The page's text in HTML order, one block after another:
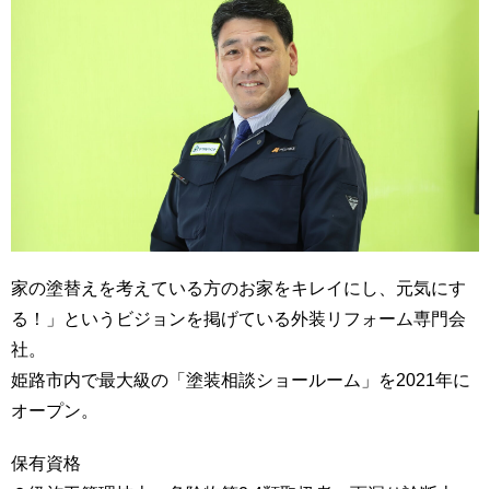
家の塗替えを考えている方のお家をキレイにし、元気にす
る！」というビジョンを掲げている外装リフォーム専門会
社。
姫路市内で最大級の「塗装相談ショールーム」を2021年に
オープン。
保有資格